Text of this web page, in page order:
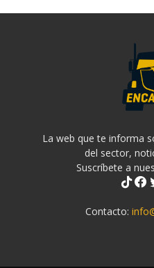
La web que te informa
del sector,
Suscríbete a
Contacto: